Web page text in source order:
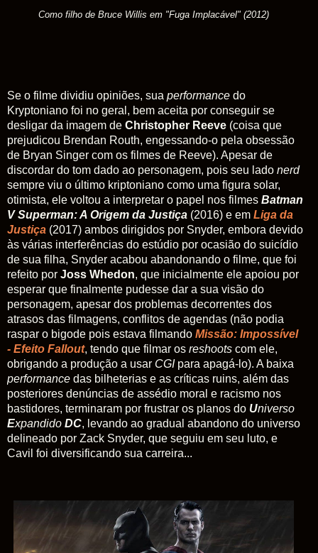
Como filho de Bruce Willis em "Fuga Implacável" (2012)
Se o filme dividiu opiniões, sua performance do
Kryptoniano foi no geral, bem aceita por conseguir se
desligar da imagem de Christopher Reeve (coisa que
prejudicou Brendan Routh, engessando-o pela obsessão
de Bryan Singer com os filmes de Reeve). Apesar de
discordar do tom dado ao personagem, pois seu lado nerd
sempre viu o último kriptoniano como uma figura solar,
otimista, ele voltou a interpretar o papel nos filmes Batman
V Superman: A Origem da Justiça (2016) e em Liga da
Justiça (2017) ambos dirigidos por Snyder, embora devido
às várias interferências do estúdio por ocasião do suicídio
de sua filha, Snyder acabou abandonando o filme, que foi
refeito por Joss Whedon, que inicialmente ele apoiou por
esperar que finalmente pudesse dar a sua visão do
personagem, apesar dos problemas decorrentes dos
atrasos das filmagens, conflitos de agendas (não podia
raspar o bigode pois estava filmando Missão: Impossível
- Efeito Fallout, tendo que filmar os reshoots com ele,
obrigando a produção a usar CGI para apagá-lo). A baixa
performance das bilheterias e as críticas ruins, além das
posteriores denúncias de assédio moral e racismo nos
bastidores, terminaram por frustrar os planos do Universo
Expandido DC, levando ao gradual abandono do universo
delineado por Zack Snyder, que seguiu em seu luto, e
Cavil foi diversificando sua carreira...